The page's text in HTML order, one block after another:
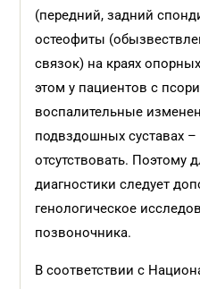
(передний, задний
остеофиты
связок) на краях
этом у пациентов с
воспалительные
подвздошных суставах
отсутствовать. Поэтому
диагностики следует
генологическое
позвоночника.
В соответствии с